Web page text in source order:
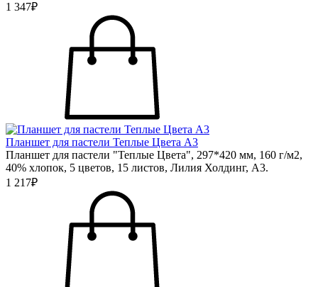
1 347₽
Планшет для пастели Теплые Цвета А3
Планшет для пастели "Теплые Цвета", 297*420 мм, 160 г/м2,
40% хлопок, 5 цветов, 15 листов, Лилия Холдинг, А3.
1 217₽